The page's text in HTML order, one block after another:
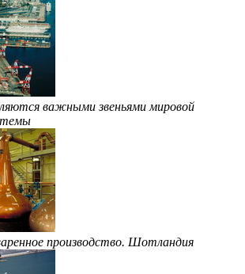
важными звеньями мировой
производство. Шотландия